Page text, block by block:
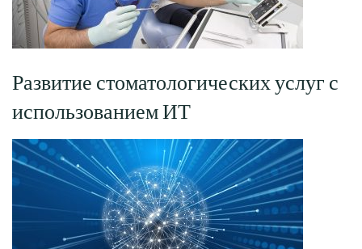
Развитие стоматологических услуг с
использованием ИТ